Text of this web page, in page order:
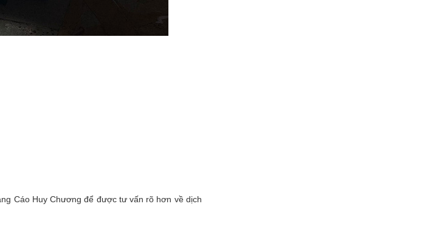
Cáo Huy Chương để được tư vấn rõ hơn về dịch